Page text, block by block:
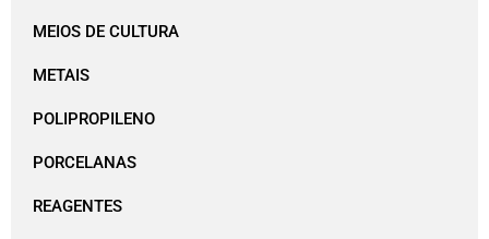
MEIOS DE CULTURA
METAIS
POLIPROPILENO
PORCELANAS
REAGENTES